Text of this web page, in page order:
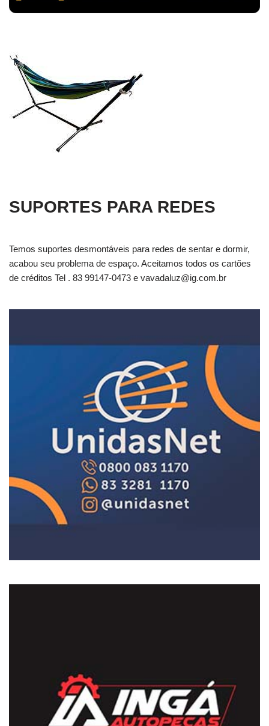
SUPORTES PARA REDES
Temos suportes desmontáveis para redes de sentar e dormir,
acabou seu problema de espaço. Aceitamos todos os cartões
de créditos Tel . 83 99147-0473 e vavadaluz@ig.com.br